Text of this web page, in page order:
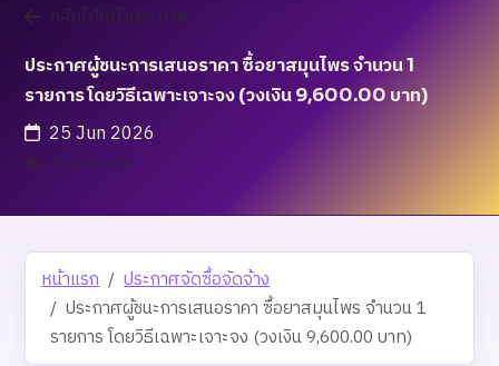
กลับไปหน้าประกาศ
ประกาศผู้ชนะการเสนอราคา ซื้อยาสมุนไพร จำนวน 1
รายการ โดยวิธีเฉพาะเจาะจง (วงเงิน 9,600.00 บาท)
25 Jun 2026
เข้าชม 22 ครั้ง
หน้าแรก
ประกาศจัดซื้อจัดจ้าง
ประกาศผู้ชนะการเสนอราคา ซื้อยาสมุนไพร จำนวน 1
รายการ โดยวิธีเฉพาะเจาะจง (วงเงิน 9,600.00 บาท)